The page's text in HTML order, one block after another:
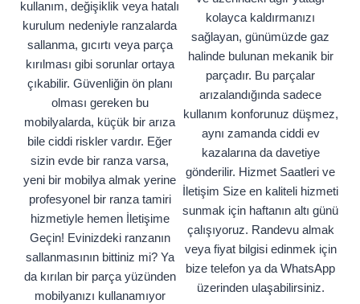
kullanım, değişiklik veya hatalı
kurulum nedeniyle ranzalarda
sallanma, gıcırtı veya parça
kırılması gibi sorunlar ortaya
çıkabilir. Güvenliğin ön planı
olması gereken bu
mobilyalarda, küçük bir arıza
bile ciddi riskler vardır. Eğer
sizin evde bir ranza varsa,
yeni bir mobilya almak yerine
profesyonel bir ranza tamiri
hizmetiyle hemen İletişime
Geçin! Evinizdeki ranzanın
sallanmasının bittiniz mi? Ya
da kırılan bir parça yüzünden
mobilyanızı kullanamıyor
kolayca kaldırmanızı
sağlayan, günümüzde gaz
halinde bulunan mekanik bir
parçadır. Bu parçalar
arızalandığında sadece
kullanım konforunuz düşmez,
aynı zamanda ciddi ev
kazalarına da davetiye
gönderilir. Hizmet Saatleri ve
İletişim Size en kaliteli hizmeti
sunmak için haftanın altı günü
çalışıyoruz. Randevu almak
veya fiyat bilgisi edinmek için
bize telefon ya da WhatsApp
üzerinden ulaşabilirsiniz.